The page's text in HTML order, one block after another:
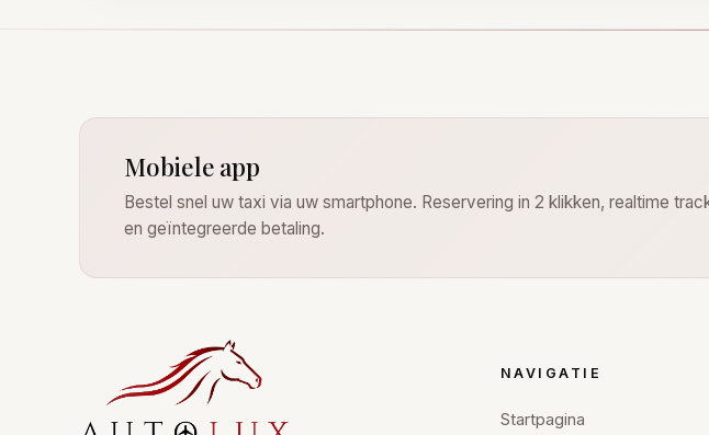
Mobiele app
Bestel snel uw taxi via uw smartphone. Reservering in 2 klikken, realtime
en geïntegreerde betaling.
NAVIGATIE
Startpagina